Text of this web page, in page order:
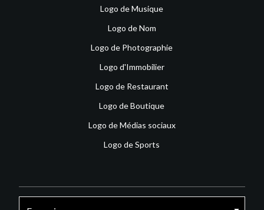
Logo de Musique
Logo de Nom
Logo de Photographie
Logo d'Immobilier
Logo de Restaurant
Logo de Boutique
Logo de Médias sociaux
Logo de Sports